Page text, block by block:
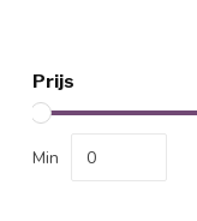
Prijs
Min